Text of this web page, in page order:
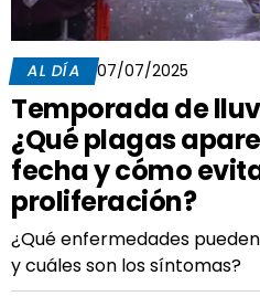
AL DÍA 07/07/2025
Temporada de
¿Qué plagas
fecha y cómo
proliferación?
¿Qué enfermedades
y cuáles son los síntomas?